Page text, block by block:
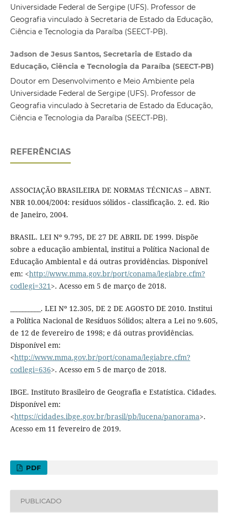
Universidade Federal de Sergipe (UFS). Professor de
Geografia vinculado à Secretaria de Estado da Educação,
Ciência e Tecnologia da Paraíba (SEECT-PB).
Jadson de Jesus Santos, Secretaria de Estado da
Educação, Ciência e Tecnologia da Paraíba (SEECT-PB)
Doutor em Desenvolvimento e Meio Ambiente pela
Universidade Federal de Sergipe (UFS). Professor de
Geografia vinculado à Secretaria de Estado da Educação,
Ciência e Tecnologia da Paraíba (SEECT-PB).
REFERÊNCIAS
ASSOCIAÇÃO BRASILEIRA DE NORMAS TÉCNICAS – ABNT.
NBR 10.004/2004: resíduos sólidos - classificação. 2. ed. Rio
de Janeiro, 2004.
BRASIL. LEI Nº 9.795, DE 27 DE ABRIL DE 1999. Dispõe
sobre a educação ambiental, institui a Política Nacional de
Educação Ambiental e dá outras providências. Disponível
em: <http://www.mma.gov.br/port/conama/legiabre.cfm?
codlegi=321 >. Acesso em 5 de março de 2018.
__________. LEI Nº 12.305, DE 2 DE AGOSTO DE 2010. Institui
a Política Nacional de Resíduos Sólidos; altera a Lei no 9.605,
de 12 de fevereiro de 1998; e dá outras providências.
Disponível em:
<http://www.mma.gov.br/port/conama/legiabre.cfm?
codlegi=636>. Acesso em 5 de março de 2018.
IBGE. Instituto Brasileiro de Geografia e Estatística. Cidades.
Disponível em:
<https://cidades.ibge.gov.br/brasil/pb/lucena/panorama>.
Acesso em 11 fevereiro de 2019.
PDF
PUBLICADO